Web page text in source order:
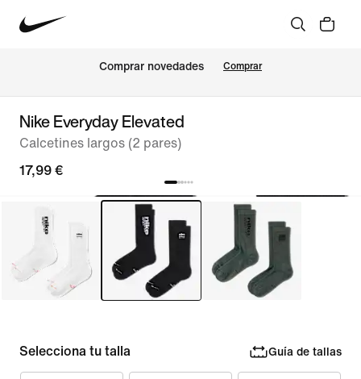
Comprar novedades Comprar
Nike Everyday Elevated
Calcetines largos (2 pares)
17,99 €
Selecciona tu talla Guía de tallas